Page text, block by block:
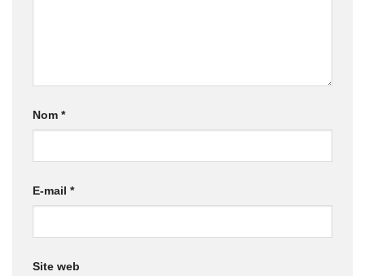
Nom *
E-mail *
Site web